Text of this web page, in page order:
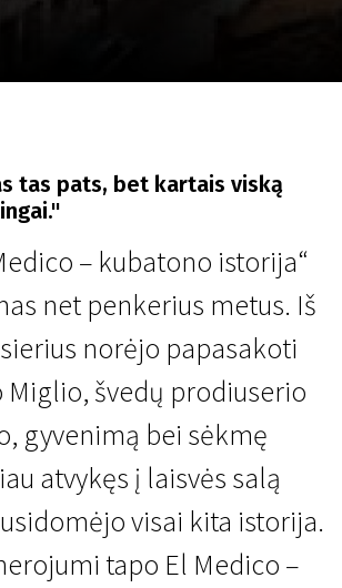
tas pats, bet kartais viską
– kubatono istorija“
net penkerius metus. Iš
norėjo papasakoti
Miglio, švedų prodiuserio
gyvenimą bei sėkmę
atvykęs į laisvės salą
visai kita istorija.
tapo El Medico –